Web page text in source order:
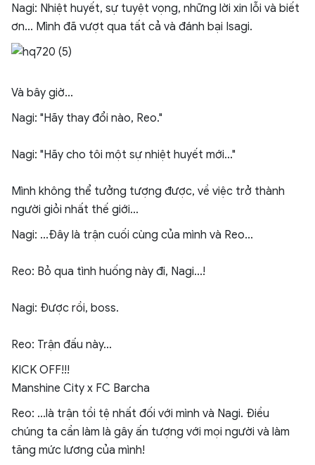
Nagi: Nhiệt huyết, sự tuyệt vọng, những lời xin lỗi và biết
ơn... Mình đã vượt qua tất cả và đánh bại Isagi.
Và bây giờ...
Nagi: "Hãy thay đổi nào, Reo."
Nagi: "Hãy cho tôi một sự nhiệt huyết mới..."
Mình không thể tưởng tượng được, về việc trở thành
người giỏi nhất thế giới...
Nagi: ...Đây là trận cuối cùng của mình và Reo...
Reo: Bỏ qua tình huống này đi, Nagi...!
Nagi: Được rồi, boss.
Reo: Trận đấu này...
KICK OFF!!!
Manshine City x FC Barcha
Reo: ...là trận tồi tệ nhất đối với mình và Nagi. Điều
chúng ta cần làm là gây ấn tượng với mọi người và làm
tăng mức lương của mình!